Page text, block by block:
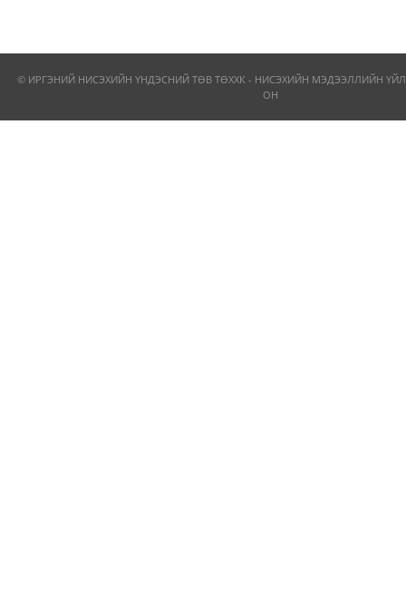
© ИРГЭНИЙ НИСЭХИЙН ҮНДЭСНИЙ ТӨВ ТӨХХК - НИСЭХИЙН МЭДЭЭЛЛИЙН
ОН